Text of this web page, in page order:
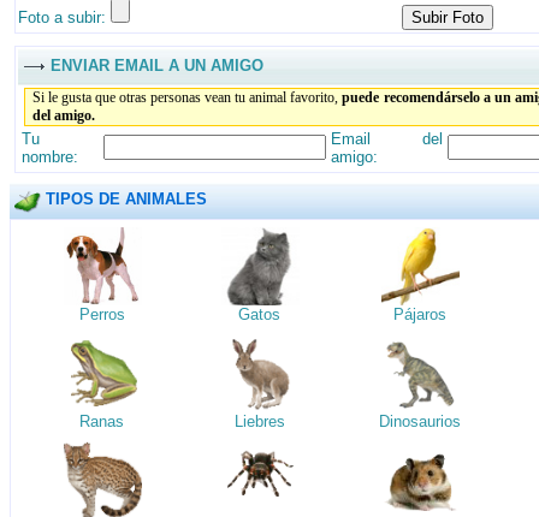
Foto a subir:
ENVIAR EMAIL A UN AMIGO
Si le gusta que otras personas vean tu animal favorito,puede recomendárselo a un
del amigo.
Tu
nombre:
Email del
amigo:
TIPOS DE ANIMALES
Perros Gatos Pájaros
Ranas Liebres Dinosaurios